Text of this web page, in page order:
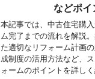
などポイ
本記事では、中古住宅購
ム完了までの流れを解説
た適切なリフォーム計画
成制度の活用方法など、
ォームのポイントを詳し